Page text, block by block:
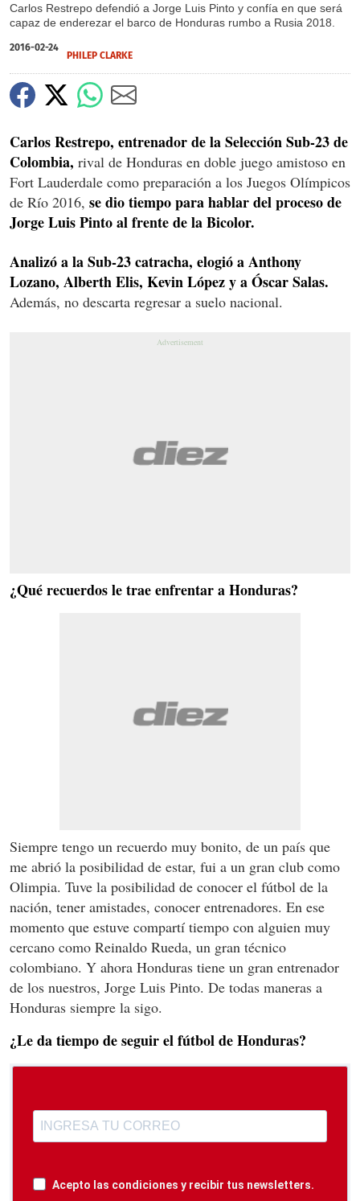
Carlos Restrepo defendió a Jorge Luis Pinto y confía en que será
capaz de enderezar el barco de Honduras rumbo a Rusia 2018.
2016-02-24
PHILEP CLARKE
Carlos Restrepo, entrenador de la Selección Sub-23 de
Colombia, rival de Honduras en doble juego amistoso en
Fort Lauderdale como preparación a los Juegos Olímpicos
de Río 2016, se dio tiempo para hablar del proceso de
Jorge Luis Pinto al frente de la Bicolor.
Analizó a la Sub-23 catracha, elogió a Anthony
Lozano, Alberth Elis, Kevin López y a Óscar Salas.
Además, no descarta regresar a suelo nacional.
¿Qué recuerdos le trae enfrentar a Honduras?
Siempre tengo un recuerdo muy bonito, de un país que
me abrió la posibilidad de estar, fui a un gran club como
Olimpia. Tuve la posibilidad de conocer el fútbol de la
nación, tener amistades, conocer entrenadores. En ese
momento que estuve compartí tiempo con alguien muy
cercano como Reinaldo Rueda, un gran técnico
colombiano. Y ahora Honduras tiene un gran entrenador
de los nuestros, Jorge Luis Pinto. De todas maneras a
Honduras siempre la sigo.
¿Le da tiempo de seguir el fútbol de Honduras?
Acepto las condiciones y recibir tus newsletters.